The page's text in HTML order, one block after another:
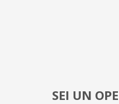
SEI UN